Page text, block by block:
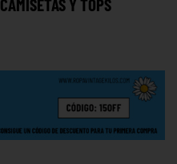
CAMISETAS Y TOPS